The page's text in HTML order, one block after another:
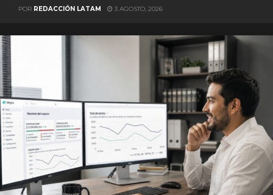
POR REDACCIÓN LATAM 3 AGOSTO, 2026